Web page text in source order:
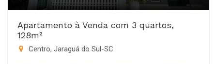
Apartamento à Venda com 3 quartos,
128m²
Centro, Jaraguá do Sul-SC